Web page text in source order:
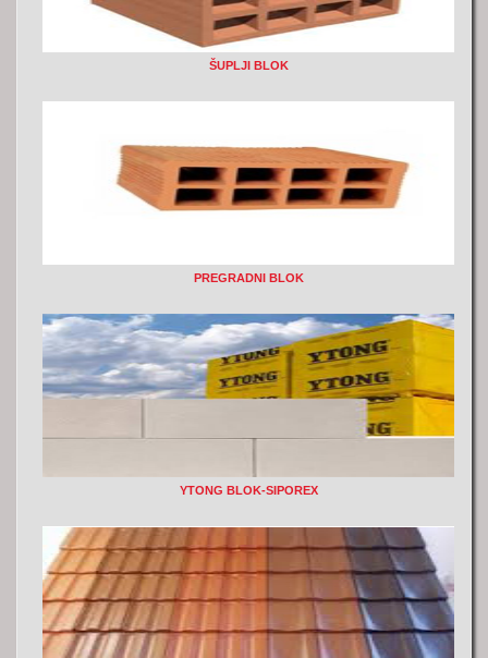
ŠUPLJI BLOK
PREGRADNI BLOK
YTONG BLOK-SIPOREX